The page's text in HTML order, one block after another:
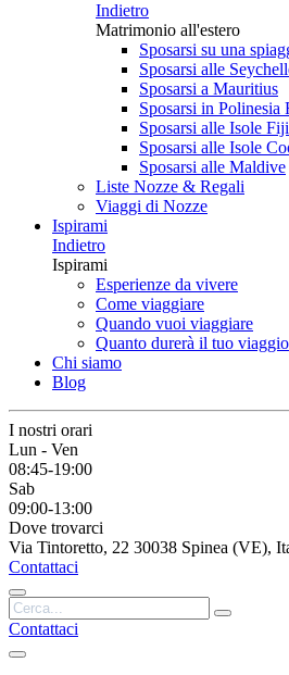
Indietro
Matrimonio all'estero
Sposarsi su una
Sposarsi alle
Sposarsi a Mauritius
Sposarsi in Polinesia
Sposarsi alle Isole Fiji
Sposarsi alle Isole
Sposarsi alle Maldive
Liste Nozze & Regali
Viaggi di Nozze
Ispirami
Indietro
Ispirami
Esperienze da vivere
Come viaggiare
Quando vuoi viaggiare
Quanto durerà il tuo viaggio
Chi siamo
Blog
I nostri orari
Lun - Ven
08:45-19:00
Sab
09:00-13:00
Dove trovarci
Via Tintoretto, 22 30038 Spinea (VE),
Contattaci
Contattaci